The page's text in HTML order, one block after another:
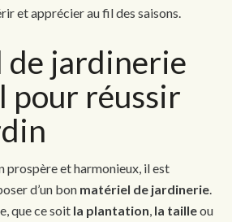
et apprécier au fil des saisons.
de jardinerie
pour réussir
prospère et harmonieux, il est
d’un bon matériel de jardinerie
que ce soit la plantation la tailleou